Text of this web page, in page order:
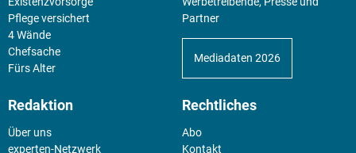
Pflege versichert
4 Wände
Chefsache
Fürs Alter
Partner
Mediadaten 2026
Redaktion
Über uns
experten-Netzwerk
Rechtliches
Abo
Kontakt